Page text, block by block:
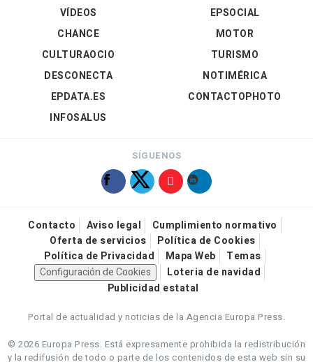
VÍDEOS
EPSOCIAL
CHANCE
CULTURAOCIO
DESCONECTA
EPDATA.ES
INFOSALUS
MOTOR
TURISMO
NOTIMÉRICA
CONTACTOPHOTO
SÍGUENOS
Contacto Aviso legal
Cumplimiento normativo
Oferta de servicios
Política de Cookies
Política de Privacidad
Mapa Web
Temas
Configuración de Cookies
Loteria de navidad
Publicidad estatal
Portal de actualidad y noticias de la Agencia Europa Press.
© 2026 Europa Press. Está expresamente prohibida la redistribución
y la redifusión de todo o parte de los contenidos de esta web sin su